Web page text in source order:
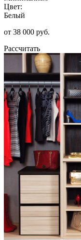
Цвет:
Белый
от 38 000 руб.
Рассчитать